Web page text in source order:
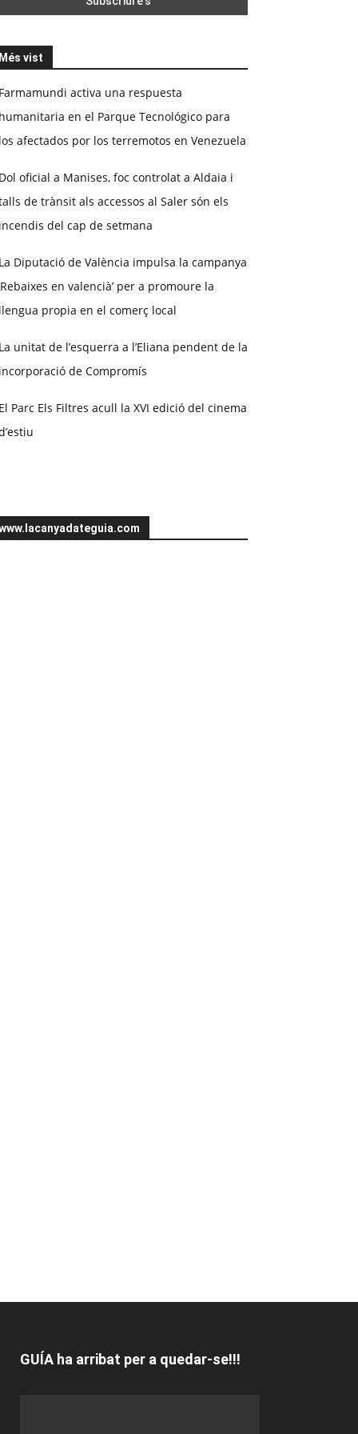
Més vist
Farmamundi activa una respuesta
humanitaria en el Parque Tecnológico para
los afectados por los terremotos en Venezuela
Dol oficial a Manises, foc controlat a Aldaia i
de trànsit als accessos al Saler són els
incendis del cap de setmana
La Diputació de València impulsa la campanya
en valencià’ per a promoure la
llengua propia en el comerç local
La unitat de l’esquerra a l’Eliana pendent de la
incorporació de Compromís
El Parc Els Filtres acull la XVI edició del cinema
GUÍA ha arribat per a quedar-se!!!